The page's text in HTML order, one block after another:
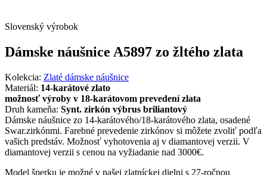
Slovenský výrobok
Dámske náušnice A5897 zo žltého zlata
Kolekcia: Zlaté dámske náušnice
Materiál: 14-karátové zlato
možnosť výroby v 18-karátovom prevedení zlata
Druh kameňa: Synt. zirkón výbrus briliantový
Dámske náušnice zo 14-karátového/18-karátového zlata, osadené
Swar.zirkónmi. Farebné prevedenie zirkónov si môžete zvoliť podľa
vašich predstáv. Možnosť vyhotovenia aj v diamantovej verzii. V
diamantovej verzii s cenou na vyžiadanie nad 3000€.
Model šperku je možné v našej zlatníckej dielni s 27-ročnou